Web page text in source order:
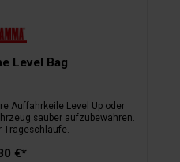
Level Bag
Auffahrkeile Level Up oder
sauber aufzubewahren.
Trageschlaufe.
€*